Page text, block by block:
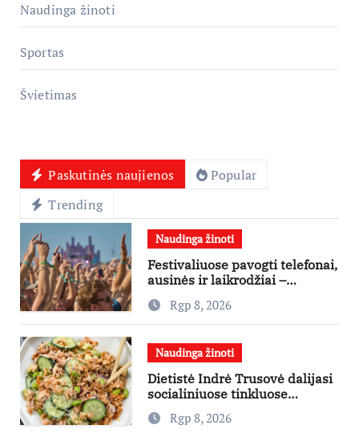
Naudinga žinoti
Sportas
Švietimas
Paskutinės naujienos
Popular
Trending
Naudinga žinoti
Festivaliuose pavogti telefonai,
ausinės ir laikrodžiai –
ekspertai primena apie
didžiausias finansines rizikas
Rgp 8, 2026
Naudinga žinoti
Dietistė Indrė Trusovė dalijasi
socialiniuose tinkluose
išpopuliarėjusiu lašišos salotų
receptuRgp 8, 2026